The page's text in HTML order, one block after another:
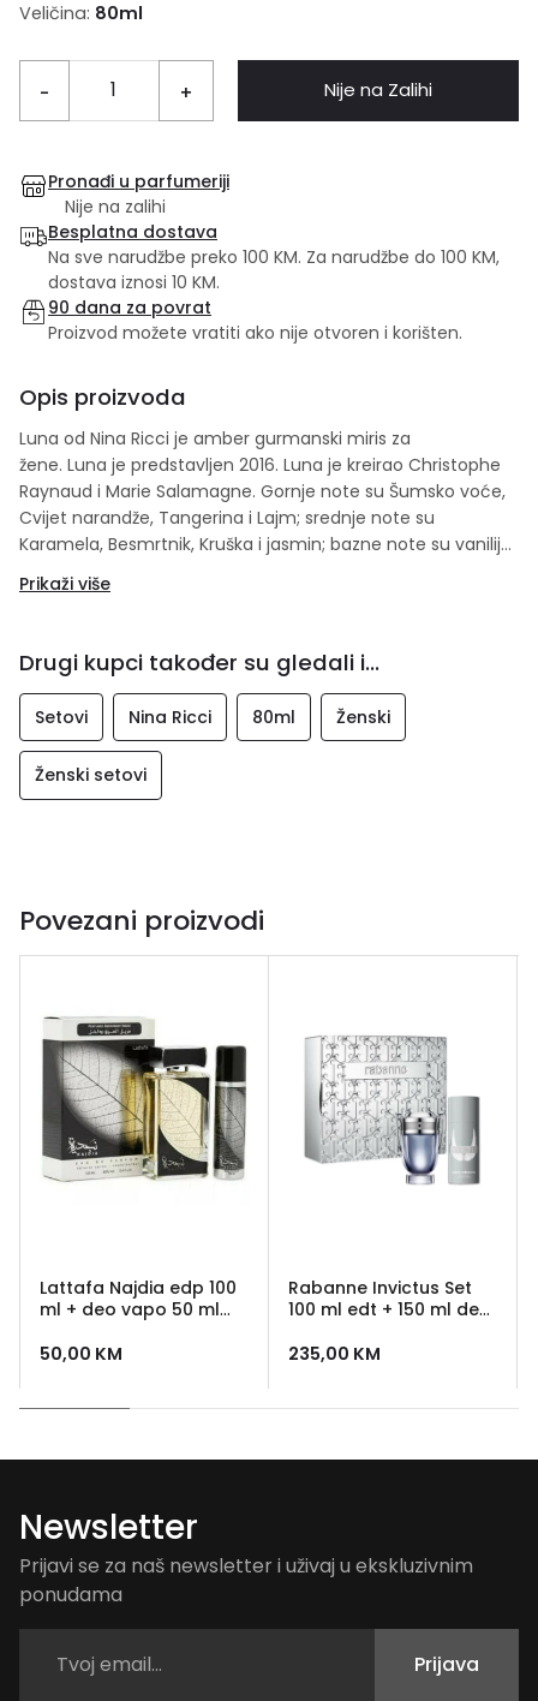
Veličina: 80ml
- + Nije na Zalihi
Pronađi u parfumeriji
Nije na zalihi
Besplatna dostava
Na sve narudžbe preko 100 KM. Za narudžbe do 100 KM,
dostava iznosi 10 KM.
90 dana za povrat
Proizvod možete vratiti ako nije otvoren i korišten.
Opis proizvoda
Luna od Nina Ricci je amber gurmanski miris za
žene. Luna je predstavljen 2016. Luna je kreirao Christophe
Raynaud i Marie Salamagne. Gornje note su Šumsko voće,
Cvijet narandže, Tangerina i Lajm; srednje note su
Karamela, Besmrtnik, Kruška i jasmin; bazne note su vanilija
sadrži: 80ml edt + 100ml body lotion
Prikaži više
Drugi kupci također su gledali i...
Setovi Nina Ricci 80ml Ženski
Ženski setovi
Povezani proizvodi
Lattafa Najdia edp 100
ml + deo vapo 50 ml
50,00 KM
Rabanne Invictus Set
100 ml edt + 150 ml deo
235,00 KM
Newsletter
Prijavi se za naš newsletter i uživaj u ekskluzivnim
ponudama
Prijava